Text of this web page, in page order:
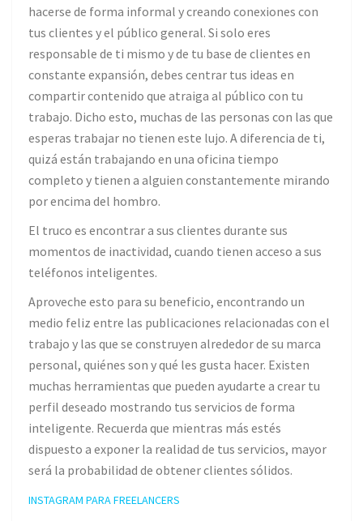
hacerse de forma informal y creando conexiones con
tus clientes y el público general. Si solo eres
responsable de ti mismo y de tu base de clientes en
constante expansión, debes centrar tus ideas en
compartir contenido que atraiga al público con tu
trabajo. Dicho esto, muchas de las personas con las que
esperas trabajar no tienen este lujo. A diferencia de ti,
quizá están trabajando en una oficina tiempo
completo y tienen a alguien constantemente mirando
por encima del hombro.
El truco es encontrar a sus clientes durante sus
momentos de inactividad, cuando tienen acceso a sus
teléfonos inteligentes.
Aproveche esto para su beneficio, encontrando un
medio feliz entre las publicaciones relacionadas con el
trabajo y las que se construyen alrededor de su marca
personal, quiénes son y qué les gusta hacer. Existen
muchas herramientas que pueden ayudarte a crear tu
perfil deseado mostrando tus servicios de forma
inteligente. Recuerda que mientras más estés
dispuesto a exponer la realidad de tus servicios, mayor
será la probabilidad de obtener clientes sólidos.
INSTAGRAM PARA FREELANCERS